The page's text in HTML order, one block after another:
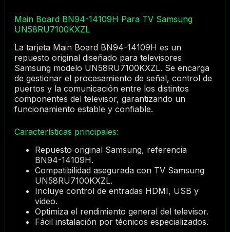
Main Board BN94-14109H Para TV Samsung
UN58RU7100KXZL
La tarjeta Main Board BN94-14109H es un
repuesto original diseñado para televisores
Samsung modelo UN58RU7100KXZL. Se encarga
de gestionar el procesamiento de señal, control de
puertos y la comunicación entre los distintos
componentes del televisor, garantizando un
funcionamiento estable y confiable.
Características principales:
Repuesto original Samsung, referencia
BN94-14109H.
Compatibilidad asegurada con TV Samsung
UN58RU7100KXZL.
Incluye control de entradas HDMI, USB y
video.
Optimiza el rendimiento general del televisor.
Fácil instalación por técnicos especializados.